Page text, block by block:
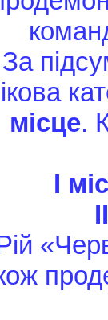
За
місце.
І